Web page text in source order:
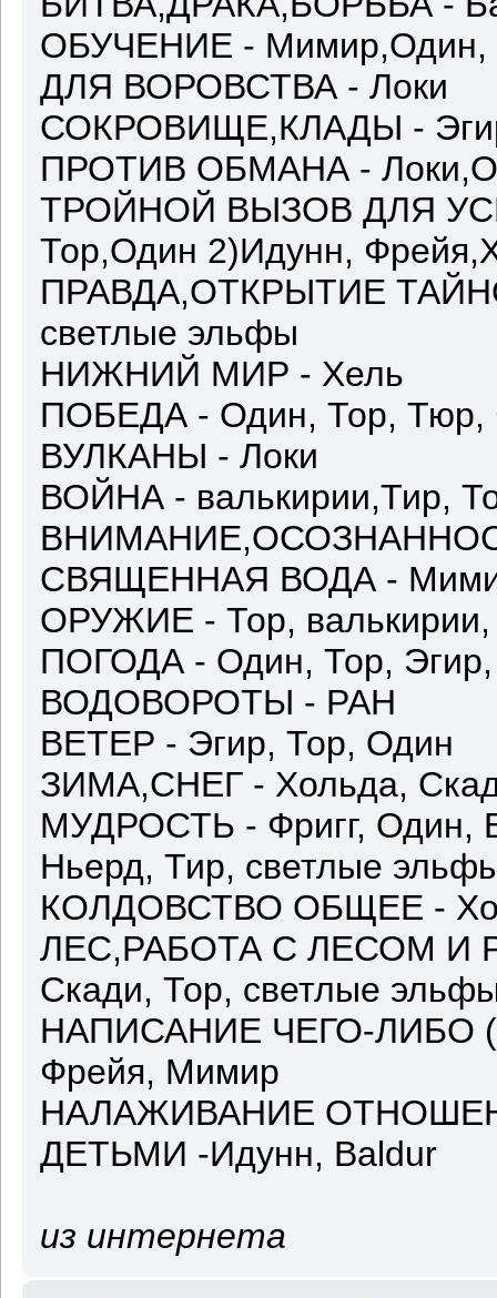
ОБУЧЕНИЕ - Мимир,Один,
ДЛЯ ВОРОВСТВА - Локи
СОКРОВИЩЕ,КЛАДЫ -
ПРОТИВ ОБМАНА -
ТРОЙНОЙ ВЫЗОВ ДЛЯ
Тор,Один 2)Идунн,
ПРАВДА,ОТКРЫТИЕ
светлые эльфы
НИЖНИЙ МИР - Хель
ПОБЕДА - Один, Тор, Тюр,
ВУЛКАНЫ - Локи
ВОЙНА - валькирии,Тир,
СВЯЩЕННАЯ ВОДА -
ОРУЖИЕ - Тор,
ПОГОДА - Один, Тор,
ВОДОВОРОТЫ - РАН
ВЕТЕР - Эгир, Тор, Один
ЗИМА,СНЕГ - Хольда,
МУДРОСТЬ - Фригг, Один,
Ньерд, Тир, светлые
КОЛДОВСТВО ОБЩЕЕ -
ЛЕС,РАБОТА С ЛЕСОМ И
Скади, Тор, светлые
НАПИСАНИЕ ЧЕГО-ЛИБО
Фрейя, Мимир
НАЛАЖИВАНИЕ
ДЕТЬМИ -Идунн, Baldur
из интернета